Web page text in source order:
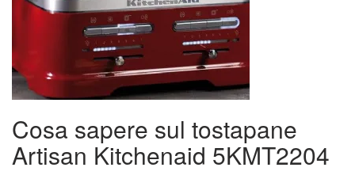
Cosa sapere sul tostapane
Artisan Kitchenaid 5KMT2204